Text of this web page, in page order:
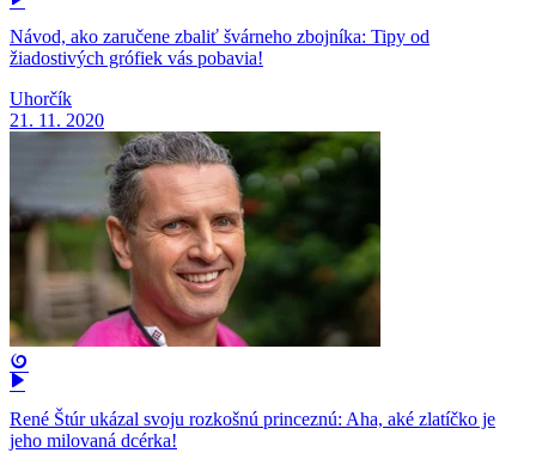
Návod, ako zaručene zbaliť švárneho zbojníka: Tipy od
žiadostivých grófiek vás pobavia!
Uhorčík
21. 11. 2020
René Štúr ukázal svoju rozkošnú princeznú: Aha, aké zlatíčko je
jeho milovaná dcérka!